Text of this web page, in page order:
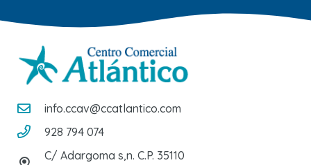
info.ccav@ccatlantico.com
928 794 074
C/ Adargoma s,n. C.P. 35110